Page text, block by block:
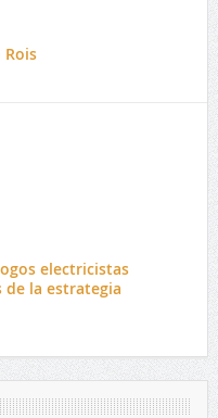
Rois
electricistas
la estrategia